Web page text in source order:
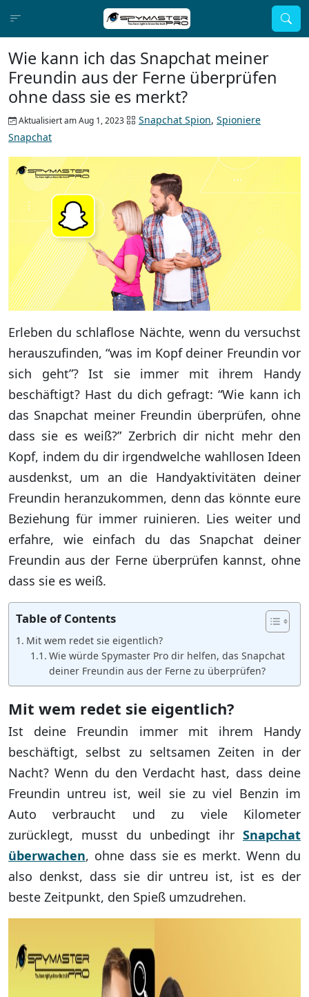
Wie kann ich das Snapchat meiner
Freundin aus der Ferne überprüfen
ohne dass sie es merkt?
Aktualisiert am Aug 1, 2023 Snapchat Spion, Spioniere
Snapchat
Erleben du schlaflose Nächte, wenn du versuchst
herauszufinden, “was im Kopf deiner Freundin vor
sich geht”? Ist sie immer mit ihrem Handy
beschäftigt? Hast du dich gefragt: “Wie kann ich
das Snapchat meiner Freundin überprüfen, ohne
dass sie es weiß?” Zerbrich dir nicht mehr den
Kopf, indem du dir irgendwelche wahllosen Ideen
ausdenkst, um an die Handyaktivitäten deiner
Freundin heranzukommen, denn das könnte eure
Beziehung für immer ruinieren. Lies weiter und
erfahre, wie einfach du das Snapchat deiner
Freundin aus der Ferne überprüfen kannst, ohne
dass sie es weiß.
Table of Contents
Mit wem redet sie eigentlich?
Wie würde Spymaster Pro dir helfen, das Snapchat
deiner Freundin aus der Ferne zu überprüfen?
Mit wem redet sie eigentlich?
Ist deine Freundin immer mit ihrem Handy
beschäftigt, selbst zu seltsamen Zeiten in der
Nacht? Wenn du den Verdacht hast, dass deine
Freundin untreu ist, weil sie zu viel Benzin im
Auto verbraucht und zu viele Kilometer
zurücklegt, musst du unbedingt ihr Snapchat
überwachen, ohne dass sie es merkt. Wenn du
also denkst, dass sie dir untreu ist, ist es der
beste Zeitpunkt, den Spieß umzudrehen.